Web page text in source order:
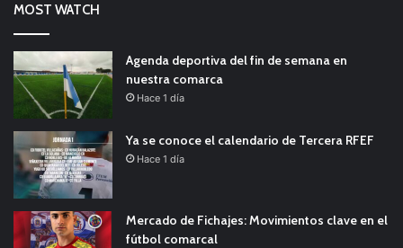
MOST WATCH
Agenda deportiva del fin de semana en
nuestra comarca
Hace 1 día
Ya se conoce el calendario de Tercera RFEF
Hace 1 día
Mercado de Fichajes: Movimientos clave en el
fútbol comarcal